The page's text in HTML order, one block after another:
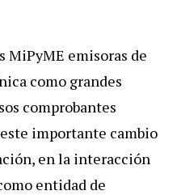
MiPyME emisoras de
como grandes
comprobantes
este importante cambio
en la interacción
entidad de